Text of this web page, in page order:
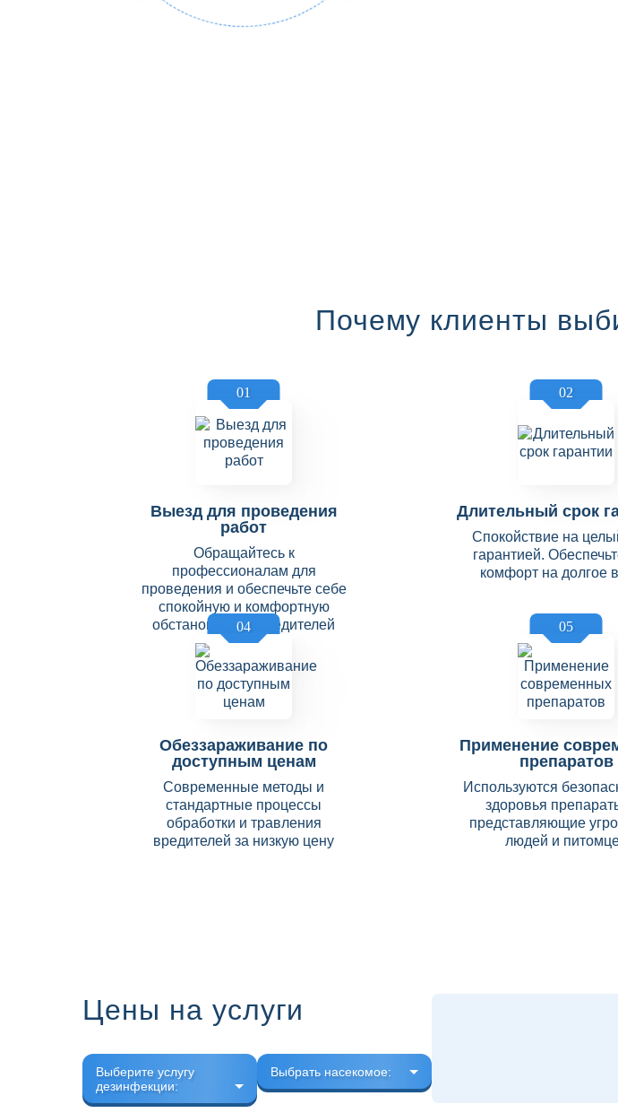
Почему клиенты
01
Выезд для проведения
работ
Обращайтесь к
профессионалам для
проведения и обеспечьте себе
спокойную и комфортную
обстановку без вредителей
02
Длительный срок
Спокойствие на
гарантией.
комфорт на долгое
04
Обеззараживание по
доступным ценам
Современные методы и
стандартные процессы
обработки и травления
вредителей за низкую цену
05
Применение
препаратов
Используются
здоровья
представляющие
людей и
Цены на услуги
Выберите услугу
дезинфекции:
Выбрать насекомое: